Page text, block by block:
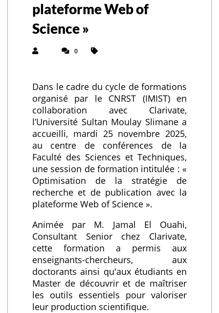
plateforme Web of
Science »
0
Dans le cadre du cycle de formations
organisé par le CNRST (IMIST) en
collaboration avec Clarivate,
l’Université Sultan Moulay Slimane a
accueilli, mardi 25 novembre 2025,
au centre de conférences de la
Faculté des Sciences et Techniques,
une session de formation intitulée : «
Optimisation de la stratégie de
recherche et de publication avec la
plateforme Web of Science ».
Animée par M. Jamal El Ouahi,
Consultant Senior chez Clarivate,
cette formation a permis aux
enseignants-chercheurs, aux
doctorants ainsi qu'aux étudiants en
Master de découvrir et de maîtriser
les outils essentiels pour valoriser
leur production scientifique.